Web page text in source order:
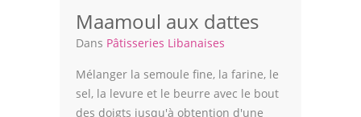
Maamoul aux dattes
Dans Pâtisseries Libanaises
Mélanger la semoule fine, la farine, le
sel, la levure et le beurre avec le bout
des doigts jusqu'à obtention d'une